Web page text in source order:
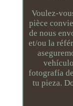
Voulez-
pièce
de nous
et/ou la
fotografía
tu pieza.